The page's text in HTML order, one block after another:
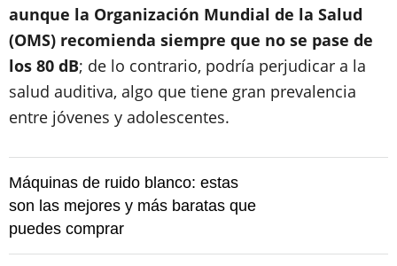
aunque la Organización Mundial de la Salud
(OMS) recomienda siempre que no se pase de
los 80 dB; de lo contrario, podría perjudicar a la
salud auditiva, algo que tiene gran prevalencia
entre jóvenes y adolescentes.
Máquinas de ruido blanco: estas
son las mejores y más baratas que
puedes comprar